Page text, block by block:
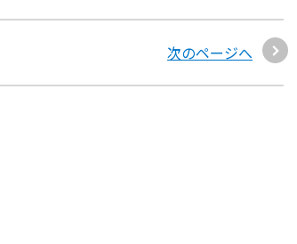
次のページへ